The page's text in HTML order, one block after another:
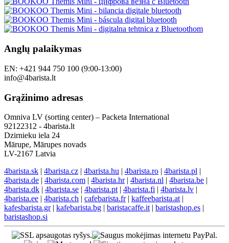
Anglų palaikymas
EN: +421 944 750 100 (9:00-13:00)
info@4barista.lt
Grąžinimo adresas
Omniva LV (sorting center) – Packeta International
92122312 - 4barista.lt
Dzirnieku iela 24
Mārupe, Mārupes novads
LV-2167 Latvia
4barista.sk | 4barista.cz | 4barista.hu | 4barista.ro | 4barista.pl |
4barista.de | 4barista.com | 4barista.hr| 4barista.nl | 4barista.be |
4barista.dk | 4barista.se | 4barista.pt | 4barista.fi | 4barista.lv |
4barista.ee | 4barista.ch | cafebarista.fr| kaffeebarista.at |
kafesbarista.gr| kafebarista.bg | baristacaffe.it | baristashop.es |
baristashop.si